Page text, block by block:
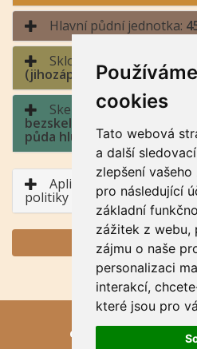
cookies
Tato webová
a další
zlepšení
pro následující
základní
zážitek z webu,
zájmu o naše
personalizaci
interakcí,
které jsou pro
Hlavní půdní jednotka:
Sklonitost a expozice:
(jihozápad až jihovýchod)
Skeletovitost a
bezskeletovitá, s
půda hluboká, půda
Aplikace BPEJ v rámci
politiky
GENERUJ
eKatalog BPEJ
, ©